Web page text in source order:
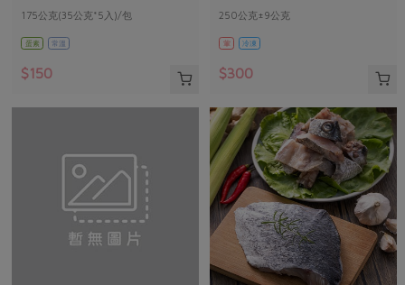
調理食材・點心
調味醬料/南北貨 烘焙
居家好物
美妝保養 個人清潔
家庭清潔 織品
圖書禮品
醬料
湯品．鍋物
合作25-精選產品第三彈
更多當季產品
30%rPET紅烏龍茶
2024農業發展計畫年度報告
更多議題活動
減硝酸鹽
減塑減廢
食農教育
生活者e週報
自主把關
檢驗報告
硝酸鹽檢驗
合作社法規
社務專區
選舉專區
175公克(35公克*5入)/包
蛋素 常溫
$150
250公克±9公克
葷 冷凍
$300